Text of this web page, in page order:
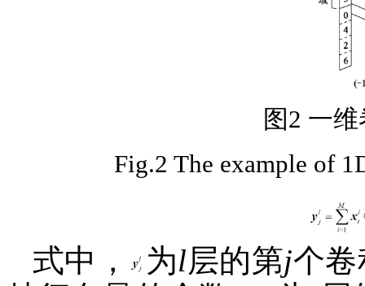
图2 一
Fig.2 The example of
式中， 为l层的第j个